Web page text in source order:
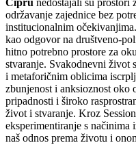
održavanje zajednice bez
institucionalnim
kao odgovor na društveno-
hitno potrebno prostore za
stvaranje. Svakodnevni život
i metaforičnim oblicima
zbunjenost i anksioznost oko
pripadnosti i široko
život i stvaranje. Kroz
eksperimentiranje s načinima
naš odnos prema životu i